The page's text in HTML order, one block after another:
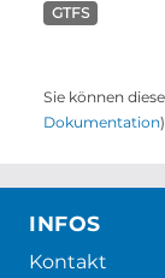
GTFS
Sie können
Dokumentation
INFOS
Kontakt